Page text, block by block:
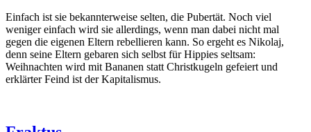
Einfach ist sie bekannterweise selten, die Pubertät. Noch viel
weniger einfach wird sie allerdings, wenn man dabei nicht mal
gegen die eigenen Eltern rebellieren kann. So ergeht es Nikolaj,
denn seine Eltern gebaren sich selbst für Hippies seltsam:
Weihnachten wird mit Bananen statt Christkugeln gefeiert und
erklärter Feind ist der Kapitalismus.